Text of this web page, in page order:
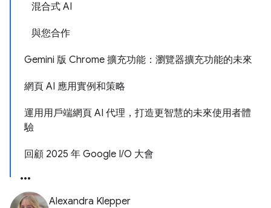
混合式 AI
與您合作
Gemini 版 Chrome 擴充功能：瀏覽器擴充功能的未來
網頁 AI 應用實例和策略
運用用戶端網頁 AI 代理，打造更智慧的未來使用者體
驗
回顧 2025 年 Google I/O 大會
Alexandra Klepper